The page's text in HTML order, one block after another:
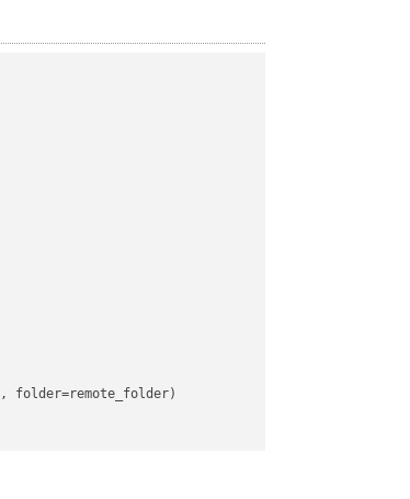
folder=remote_folder)